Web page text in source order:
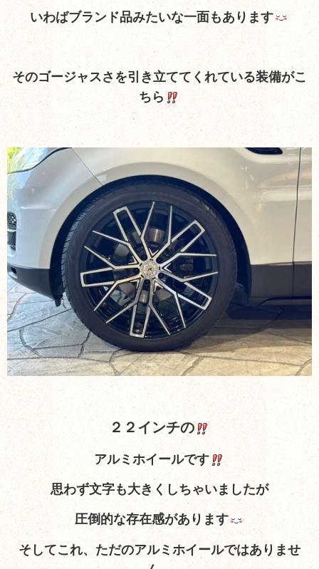
いわばブランド品みたいな一面もあります
そのゴージャスさを引き立ててくれている装備がこ
ちら
２２インチの
アルミホイールです
思わず文字も大きくしちゃいましたが
圧倒的な存在感があります
そしてこれ、ただのアルミホイールではありませ